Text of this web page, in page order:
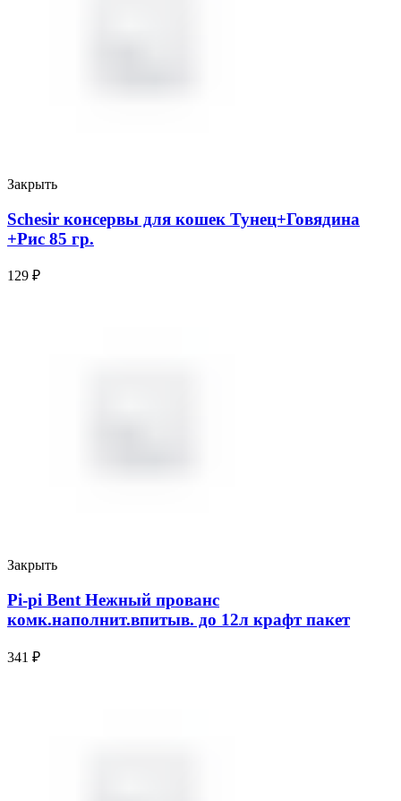
Закрыть
Schesir консервы для кошек Тунец+Говядина
+Рис 85 гр.
129 ₽
Закрыть
Pi-pi Bent Нежный прованс
комк.наполнит.впитыв. до 12л крафт пакет
341 ₽